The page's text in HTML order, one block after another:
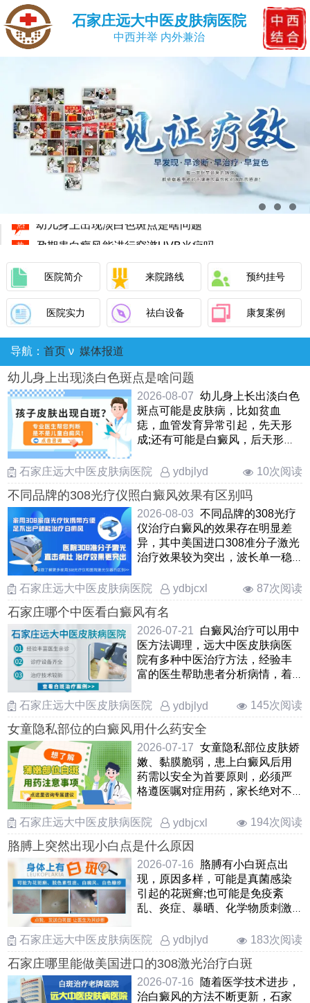
石家庄远大中医皮肤病医院
中西并举 内外兼治
小孩白斑只照308激光能恢复吗
女性白癜风做手术恢复快不快看完就明白
伍德灯检查能区分白癜风和白色糠疹吗
幼儿身上出现淡白色斑点是啥问题
热
热 脸上的白斑和虫斑怎么分辨
热 白癜风早期治疗的关键有哪些
热 白癜风患者化妆可以吗？白斑遮盖需注意这些
儿童治疗白癜风大概花多少钱
热 宝宝才两个月白癜风能治好吗，家长先别慌
热 儿童白癜风如何正确治疗？家长要记住这几点
热 儿童白癜风照激光两分钟就红了代表啥情况
儿童面部出现白斑是什么原因？小心这几种常见情况
热 儿童白癜风早期白斑症状图片参考
热
11岁孩子眼皮上有白癜风能治好吗？早发现早干预希望
大
热 儿童肚皮上出现瓷白色白斑是白癜风吗
热 孩子胳膊上长白斑边缘模糊究竟是怎么回事
热 孕妇患白癜风，只靠外擦药能行吗
儿童面部白斑早期不扩散怎么正确应对
医院简介 来院路线 预约挂号
医院实力 祛白设备 康复案例
导航： 首页 ν 媒体报道
幼儿身上出现淡白色斑点是啥问题
2026-08-07 幼儿身上长出淡白色
斑点可能是皮肤病，比如贫血
痣，血管发育异常引起，先天形
成;还有可能是白癜风，后天形
以先对比不同白斑病的早期症
状，初步区分。接下来做伍德
灯、三维皮肤ct专项检查，得出准
确结论，……
石家庄远大中医皮肤病医院 ydbjlyd 10次阅读
不同品牌的308光疗仪照白癜风效果有区别吗
2026-08-03 不同品牌的308光疗
仪治疗白癜风的效果存在明显差
异，其中美国进口308准分子激光
治疗效果较为突出，波长单一稳
性强，不累及周围正常皮肤，适
用范围更广，无论白斑长在何
处，都能高效起效，复色速度更
快，临……
石家庄远大中医皮肤病医院 ydbjcxl 87次阅读
石家庄哪个中医看白癜风有名
2026-07-21
白癜风治疗可以用中
医方法调理，远大中医皮肤病医
院有多种中医治疗方法，经验丰
富的医生帮助患者分析病情，着
的中药方及给药方案，进行一对
一调理，清除病灶。中医调理是
循序渐进的过程，患者需要保持
耐……
石家庄远大中医皮肤病医院 ydbjlyd 145次阅读
女童隐私部位的白癜风用什么药安全
2026-07-17 女童隐私部位皮肤娇
嫩、黏膜脆弱，患上白癜风后用
药需以安全为首要原则，必须严
格遵医嘱对症用药，家长绝对不
方或成人药膏，避免刺激娇嫩肌
肤、引发过敏或加重白斑病情。
单纯用药效果有限，为提升……
石家庄远大中医皮肤病医院 ydbjcxl 194次阅读
胳膊上突然出现小白点是什么原因
2026-07-16
胳膊有小白斑点出
现，原因多样，可能是真菌感染
引起的花斑癣;也可能是免疫紊
乱、炎症、暴晒、化学物质刺激
结合仪器检查分析，避免盲目诊
断、错误用药，错失治疗良机，
甚至加重病情。对于不同类
型……
石家庄远大中医皮肤病医院 ydbjlyd 183次阅读
石家庄哪里能做美国进口的308激光治疗白斑
2026-07-16
随着医学技术进步，
治白癜风的方法不断更新，石家